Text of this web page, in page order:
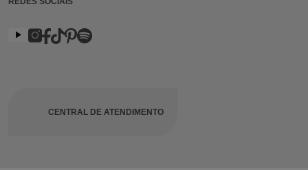
CENTRAL DE ATENDIMENTO